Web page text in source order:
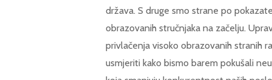
država. S druge smo strane po
obrazovanih stručnjaka na začelju.
privlačenja visoko obrazovanih stranih
usmjeriti kako bismo barem pokušali